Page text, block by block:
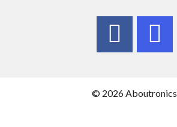
© 2026 Aboutronics